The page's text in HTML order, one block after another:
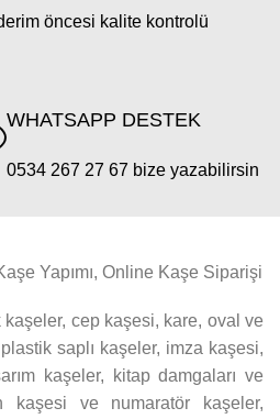
öncesi kalite kontrolü
WHATSAPP DESTEK
0534 267 27 67 bize yazabilirsin
Yapımı, Online Kaşe Siparişi
cep kaşesi, kare, oval ve
saplı kaşeler, imza kaşesi,
kaşeler, kitap damgaları ve
kaşesi ve numaratör kaşeler,